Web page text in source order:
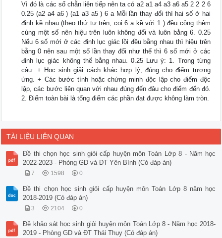
Vì đó là các số chẵn liên tiếp nên ta có a2 a1 a4 a3 a6 a5 2 2 2 6
0.25 (a2 a4 a6 ) (a1 a3 a5 ) 6 a Mỗi lần thay đổi thì hai số ở hai
đỉnh kề nhau (theo thứ tự trên, coi 6 a kề với 1 ) đều cộng thêm
cùng một số nên hiệu trên luôn không đổi và luôn bằng 6. 0.25
Nếu 6 số mới ở các đỉnh lục giác lồi đều bằng nhau thì hiệu trên
bằng 0 nên sau một số lần thay đổi như thế thì 6 số mới ở các
đỉnh lục giác không thể bằng nhau. 0.25 Lưu ý: 1. Trong từng
câu: + Học sinh giải cách khác hợp lý, đúng cho điểm tương
ứng. + Các bước tính hoặc chứng minh độc lập cho điểm độc
lập, các bước liên quan với nhau đúng đến đâu cho điểm đến đó.
2. Điểm toàn bài là tổng điểm các phần đạt được không làm tròn.
TÀI LIỆU LIÊN QUAN
Đề thi chọn học sinh giỏi cấp huyện môn Toán Lớp 8 - Năm học
2022-2023 - Phòng GD và ĐT Yên Bình (Có đáp án)
7 1598 0
Đề thi chọn học sinh giỏi cấp huyện môn Toán Lớp 8 năm học
2018-2019 (Có đáp án)
3 2104 0
Đề khảo sát học sinh giỏi huyện môn Toán Lớp 8 - Năm học 2018-
2019 - Phòng GD và ĐT Thái Thụy (Có đáp án)